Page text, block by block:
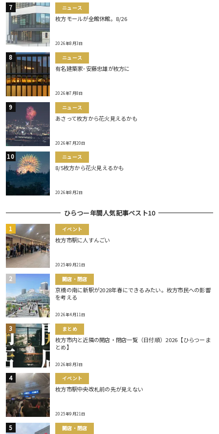
ニュース
枚方モールが全館休館。8/26
2026年8月3日
ニュース
有名建築家･安藤忠雄が枚方に
2026年7月8日
ニュース
あさって枚方から花火見えるかも
2026年7月20日
ニュース
8/5枚方から花火見えるかも
2026年8月2日
ひらつー年間人気記事ベスト10
イベント
枚方市駅に人すんごい
2025年9月21日
開店・閉店
京橋の南に新駅が2028年春にできるみたい。枚方市民への影響
を考える
2026年4月11日
まとめ
枚方市内と近隣の開店・閉店一覧（日付順）2026【ひらつーま
とめ】
2026年8月3日
イベント
枚方市駅中央改札前の先が見えない
2025年9月21日
開店・閉店